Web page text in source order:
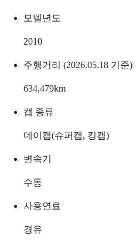
모델년도
2010
주행거리 (2026.05.18 기준)
634,479km
캡 종류
데이캡(슈퍼캡, 킹캡)
변속기
수동
사용연료
경유